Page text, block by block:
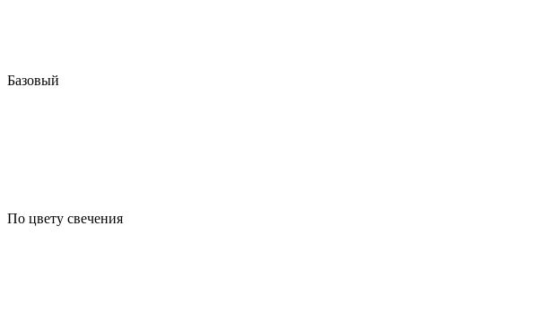
Базовый
По цвету свечения